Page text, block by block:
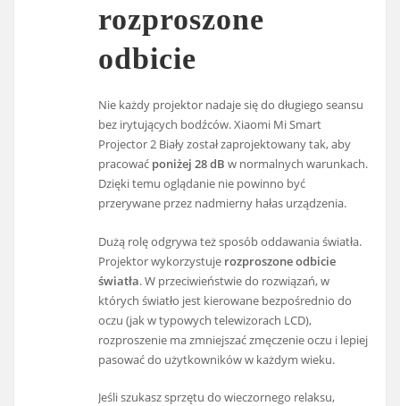
rozproszone
odbicie
Nie każdy projektor nadaje się do długiego seansu
bez irytujących bodźców. Xiaomi Mi Smart
Projector 2 Biały został zaprojektowany tak, aby
pracować poniżej 28 dB w normalnych warunkach.
Dzięki temu oglądanie nie powinno być
przerywane przez nadmierny hałas urządzenia.
Dużą rolę odgrywa też sposób oddawania światła.
Projektor wykorzystuje rozproszone odbicie
światła. W przeciwieństwie do rozwiązań, w
których światło jest kierowane bezpośrednio do
oczu (jak w typowych telewizorach LCD),
rozproszenie ma zmniejszać zmęczenie oczu i lepiej
pasować do użytkowników w każdym wieku.
Jeśli szukasz sprzętu do wieczornego relaksu,